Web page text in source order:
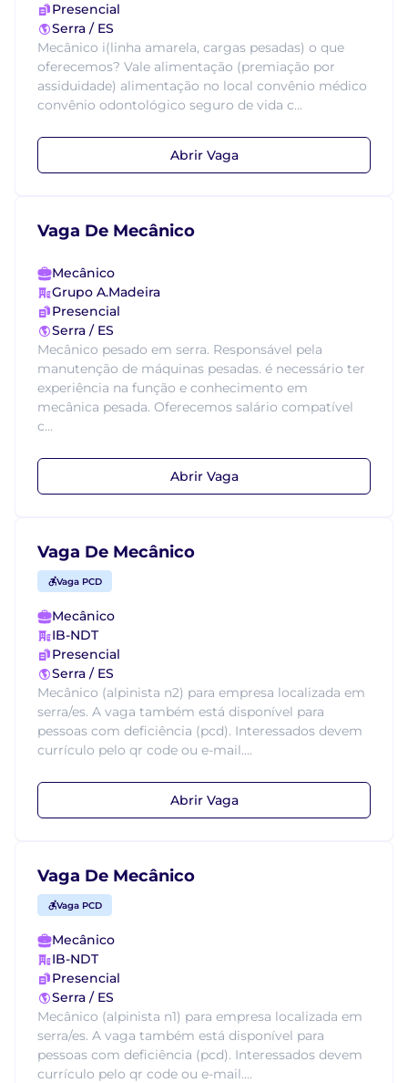
Presencial
Serra / ES
Mecânico i(linha amarela, cargas pesadas) o que
oferecemos? Vale alimentação (premiação por
assiduidade) alimentação no local convênio médico
convênio odontológico seguro de vida c...
Abrir Vaga
Vaga De Mecânico
Mecânico
Grupo A.Madeira
Presencial
Serra / ES
Mecânico pesado em serra. Responsável pela
manutenção de máquinas pesadas. é necessário ter
experiência na função e conhecimento em
mecânica pesada. Oferecemos salário compatível
c...
Abrir Vaga
Vaga De Mecânico
Vaga PCD
Mecânico
IB-NDT
Presencial
Serra / ES
Mecânico (alpinista n2) para empresa localizada em
serra/es. A vaga também está disponível para
pessoas com deficiência (pcd). Interessados devem
currículo pelo qr code ou e-mail....
Abrir Vaga
Vaga De Mecânico
Vaga PCD
Mecânico
IB-NDT
Presencial
Serra / ES
Mecânico (alpinista n1) para empresa localizada em
serra/es. A vaga também está disponível para
pessoas com deficiência (pcd). Interessados devem
currículo pelo qr code ou e-mail....